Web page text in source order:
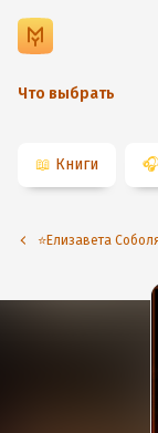
Что выбрать
📖 Книги 🎧
⭐️Елизавета